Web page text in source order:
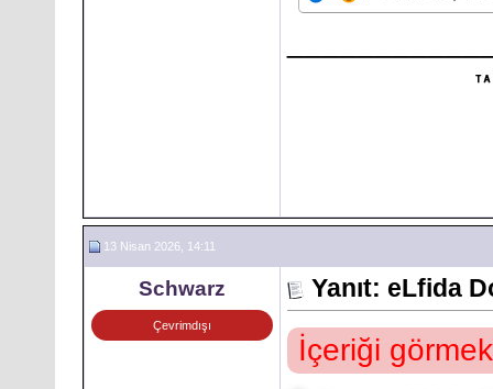
13 Nisan 2026, 14:11
Schwarz
Çevrimdışı
Yanıt: eLfida
İçeriği